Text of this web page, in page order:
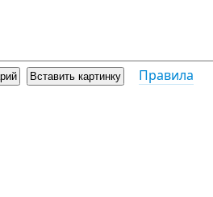
Правила